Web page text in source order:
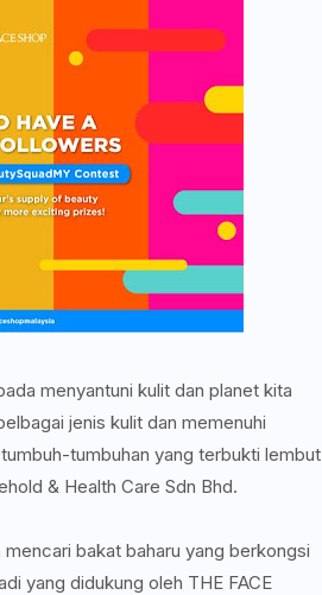
menyantuni kulit dan planet kita
jenis kulit dan memenuhi
tumbuhan yang terbukti lembut
& Health Care Sdn Bhd.
bakat baharu yang berkongsi
yang didukung oleh THE FACE